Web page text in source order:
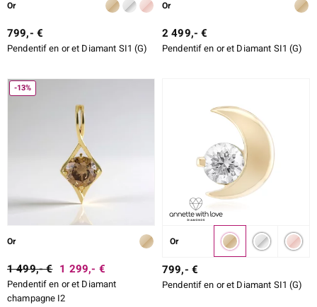
Or
799,- €
Pendentif en or et Diamant SI1 (G)
Or
2 499,- €
Pendentif en or et Diamant SI1 (G)
-13%
Or
1 499,- € 1 299,- €
Pendentif en or et Diamant
champagne I2
Or
799,- €
Pendentif en or et Diamant SI1 (G)